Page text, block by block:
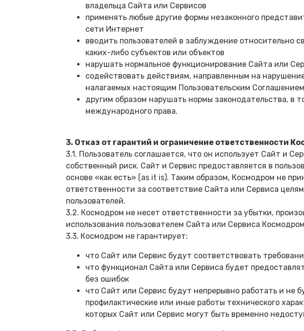
владельца Сайта или Сервисов
применять любые другие формы незаконного
сети Интернет
вводить пользователей в заблуждение относительно
каких-либо субъектов или объектов
нарушать нормальное функционирование Сайта или
содействовать действиям, направленным на
налагаемых настоящим Пользовательским Соглашением
другим образом нарушать нормы законодательства, в
международного права.
3. Отказ от гарантий и ограничение ответственности
3.1. Пользователь соглашается, что он использует Сайт и
собственный риск. Сайт и Сервис предоставляется в
основе «как есть» (as it is). Таким образом, Космодром не
ответственности за соответствие Сайта или Сервиса
пользователей.
3.2. Космодром не несет ответственности за убытки,
использования пользователем Сайта или Сервиса
3.3. Космодром не гарантирует:
что Сайт или Сервис будут соответствовать
что функционал Сайта или Сервиса будет
без ошибок
что Сайт или Сервис будут непрерывно работать и не
профилактические или иные работы технического
которых Сайт или Сервис могут быть временно